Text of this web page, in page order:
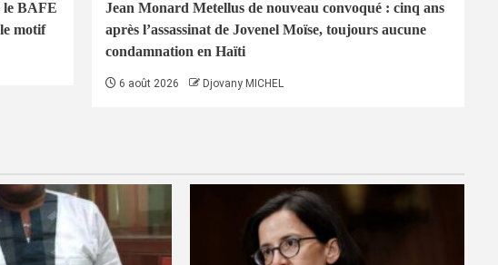
le BAFE
motif
Jean Monard Metellus de nouveau convoqué : cinq ans
après l’assassinat de Jovenel Moïse, toujours aucune
condamnation en Haïti
6 août 2026 Djovany MICHEL